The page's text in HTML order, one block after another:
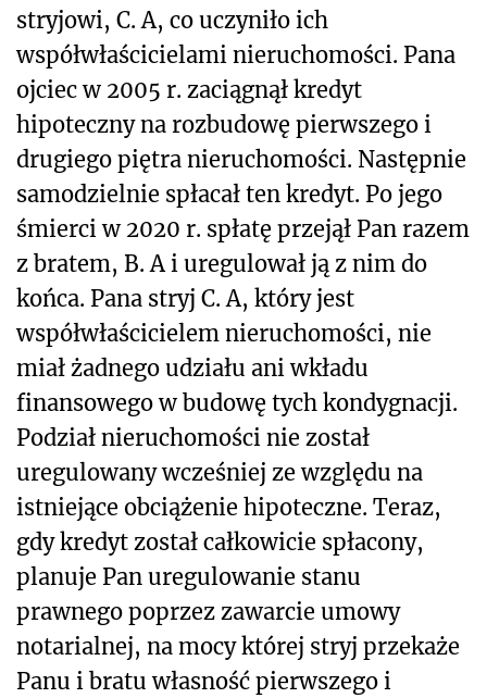
stryjowi, C. A, co uczyniło ich
współwłaścicielami nieruchomości. Pana
ojciec w 2005 r. zaciągnął kredyt
hipoteczny na rozbudowę pierwszego i
drugiego piętra nieruchomości. Następnie
samodzielnie spłacał ten kredyt. Po jego
śmierci w 2020 r. spłatę przejął Pan razem
z bratem, B. A i uregulował ją z nim do
końca. Pana stryj C. A, który jest
współwłaścicielem nieruchomości, nie
miał żadnego udziału ani wkładu
finansowego w budowę tych kondygnacji.
Podział nieruchomości nie został
uregulowany wcześniej ze względu na
istniejące obciążenie hipoteczne. Teraz,
gdy kredyt został całkowicie spłacony,
planuje Pan uregulowanie stanu
prawnego poprzez zawarcie umowy
notarialnej, na mocy której stryj przekaże
Panu i bratu własność pierwszego i